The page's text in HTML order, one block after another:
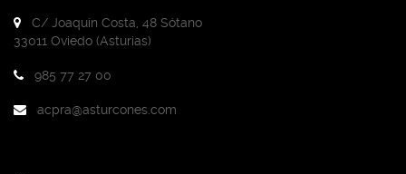
C/ Joaquín Costa, 48 Sótano
33011 Oviedo (Asturias)
985 77 27 00
acpra@asturcones.com